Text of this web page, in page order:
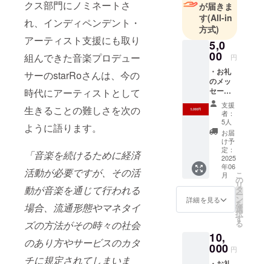
クス部門にノミネートさ
れ、インディペンデント・
アーティスト支援にも取り
組んできた音楽プロデュー
サーのstarRoさんは、今の
時代にアーティストとして
生きることの難しさを次の
ように語ります。
「音楽を続けるために経済
活動が必要ですが、その活
動が音楽を通じて行われる
場合、流通形態やマネタイ
ズの方法がその時々の社会
のあり方やサービスのカタ
チに規定されてしまいま
が届きま
す(All-in
方式)
5,0
00 円
・お礼
のメッ
セージ
・ナ
レッジ
集にお
名前掲
載 ・ナ
レッジ
集のリ
リース
イベン
ト（都
内実
施）参
加チ
提供 ※
支援
時、必
支援
者：
5人
お届
け予
定：
2025
年06
月
詳細を見る
こ
の
リ
タ
ー
ン
を
選
択
す
る
10,
000 円